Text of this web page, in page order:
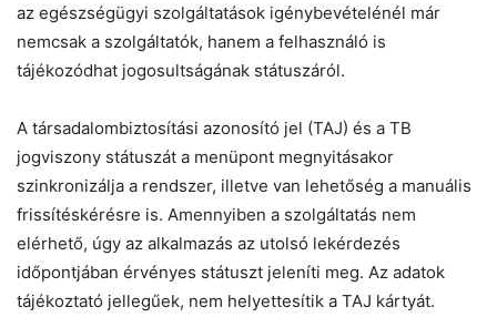
az egészségügyi szolgáltatások igénybevételénél már
nemcsak a szolgáltatók, hanem a felhasználó is
tájékozódhat jogosultságának státuszáról.
A társadalombiztosítási azonosító jel (TAJ) és a TB
jogviszony státuszát a menüpont megnyitásakor
szinkronizálja a rendszer, illetve van lehetőség a manuális
frissítéskérésre is. Amennyiben a szolgáltatás nem
elérhető, úgy az alkalmazás az utolsó lekérdezés
időpontjában érvényes státuszt jeleníti meg. Az adatok
tájékoztató jellegűek, nem helyettesítik a TAJ kártyát.